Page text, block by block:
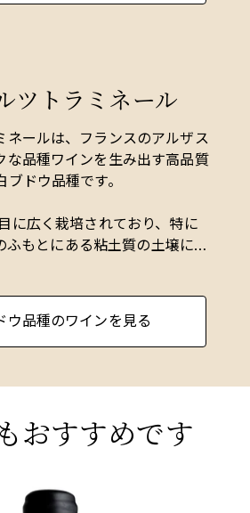
分以上（100万本）の在庫をド
い。
ワインの産地として注目され
ュヴィールのコミューンは、ア
る断層のひとつ（ブルゴーニュ
種類の土壌が複雑に絡み合って
当局が新しいグラン・クリュ・
グラン・クリュを造るか、まっ
と条件を提示した結果、今日、
ルミエ・クリュの格付けが行わ
な畑であるジルバーベルク、
ツトラミネール
ネールは、フランスのアルザス
な品種ワインを生み出す高品質
ブドウ品種です。
に広く栽培されており、特に
ふもとにある粘土質の土壌に非
ムからフルボディのワインを生
み出します。
数十年も熟成可能です。アルザ
生産しています。
ウ品種のワインを見る
おすすめです